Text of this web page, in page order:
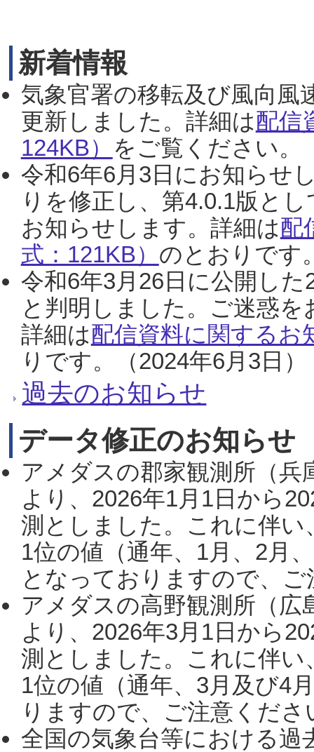
新着情報
気象官署の移転及び風向風
更新しました。詳細は配信
124KB） をご覧ください。
令和6年6月3日にお知らせ
りを修正し、第4.0.1版と
お知らせします。詳細は配
式：121KB） のとおりです
令和6年3月26日に公開し
と判明しました。ご迷惑
詳細は配信資料に関するお
りです。（2024年6月3日）
過去のお知らせ
データ修正のお知らせ
アメダスの郡家観測所（
より、2026年1月1日から
測としました。これに伴い
1位の値（通年、1月、2月
となっておりますので、
アメダスの高野観測所（
より、2026年3月1日から
測としました。これに伴い
1位の値（通年、3月及び4
りますので、ご注意くだ
全国の気象台等における過